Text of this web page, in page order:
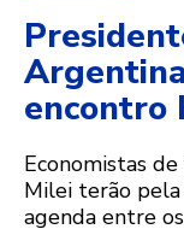
Economistas
Milei terão
agenda entre